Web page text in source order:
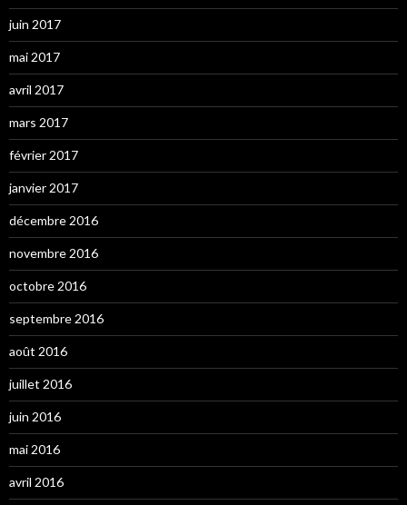
juin 2017
mai 2017
avril 2017
mars 2017
février 2017
janvier 2017
décembre 2016
novembre 2016
octobre 2016
septembre 2016
août 2016
juillet 2016
juin 2016
mai 2016
avril 2016